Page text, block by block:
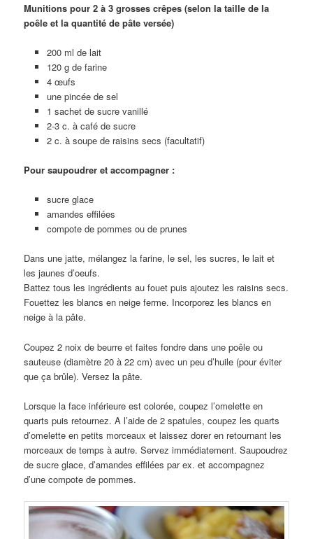
Munitions pour 2 à 3 grosses crêpes (selon la taille de la
poêle et la quantité de pâte versée)
200 ml de lait
120 g de farine
4 œufs
une pincée de sel
1 sachet de sucre vanillé
2-3 c. à café de sucre
2 c. à soupe de raisins secs (facultatif)
Pour saupoudrer et accompagner :
sucre glace
amandes effilées
compote de pommes ou de prunes
Dans une jatte, mélangez la farine, le sel, les sucres, le lait et
les jaunes d’oeufs.
Battez tous les ingrédients au fouet puis ajoutez les raisins secs.
Fouettez les blancs en neige ferme. Incorporez les blancs en
neige à la pâte.
Coupez 2 noix de beurre et faites fondre dans une poêle ou
sauteuse (diamètre 20 à 22 cm) avec un peu d’huile (pour éviter
que ça brûle). Versez la pâte.
Lorsque la face inférieure est colorée, coupez l’omelette en
quarts puis retournez. A l’aide de 2 spatules, coupez les quarts
d’omelette en petits morceaux et laissez dorer en retournant les
morceaux de temps à autre. Servez immédiatement. Saupoudrez
de sucre glace, d’amandes effilées par ex. et accompagnez
d’une compote de pommes.